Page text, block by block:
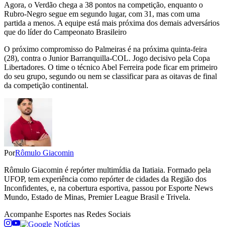
Agora, o Verdão chega a 38 pontos na competição, enquanto o
Rubro-Negro segue em segundo lugar, com 31, mas com uma
partida a menos. A equipe está mais próxima dos demais adversários
que do líder do Campeonato Brasileiro
O próximo compromisso do Palmeiras é na próxima quinta-feira
(28), contra o Junior Barranquilla-COL. Jogo decisivo pela Copa
Libertadores. O time o técnico Abel Ferreira pode ficar em primeiro
do seu grupo, segundo ou nem se classificar para as oitavas de final
da competição continental.
PorRômulo Giacomin
Rômulo Giacomin é repórter multimídia da Itatiaia. Formado pela
UFOP, tem experiência como repórter de cidades da Região dos
Inconfidentes, e, na cobertura esportiva, passou por Esporte News
Mundo, Estado de Minas, Premier League Brasil e Trivela.
Acompanhe Esportes nas Redes Sociais